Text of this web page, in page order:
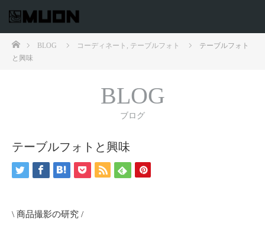
ホームBLOG コーディネート , テーブルフォト
テーブルフォト
と興味
BLOG
ブログ
テーブルフォトと興味
\ 商品撮影の研究 /